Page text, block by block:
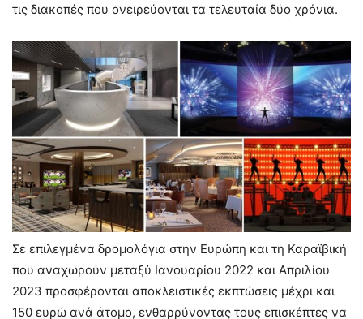
τις διακοπές που ονειρεύονται τα τελευταία δύο χρόνια.
Σε επιλεγμένα δρομολόγια στην Ευρώπη και τη Καραϊβική
που αναχωρούν μεταξύ Ιανουαρίου 2022 και Απριλίου
2023 προσφέρονται αποκλειστικές εκπτώσεις μέχρι και
150 ευρώ ανά άτομο, ενθαρρύνοντας τους επισκέπτες να